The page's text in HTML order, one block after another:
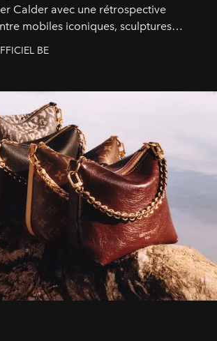
Calder avec une rétrospective
mobiles iconiques, sculptures
les espaces imaginés par Frank Gehry
BE